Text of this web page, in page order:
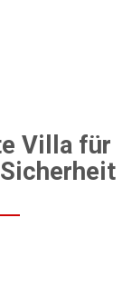
Villa für